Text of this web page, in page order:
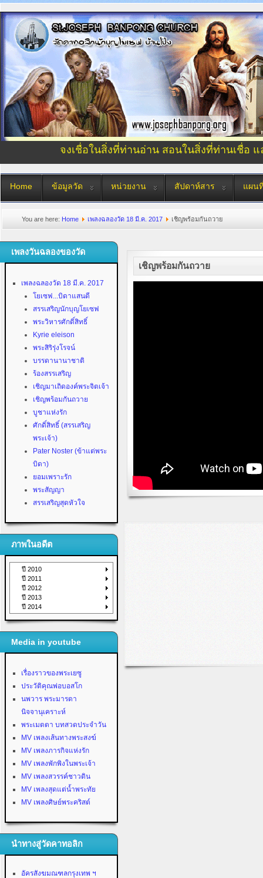
จงเชื่อในสิ่งที่ท่านอ่าน สอนในสิ่งที่ท่านเชื่อ
Home ข้อมูลวัด หน่วยงาน สัปดาห์สาร แผน
You are here: Home เพลงฉลองวัด 18 มี.ค. 2017 เชิญพร้อมกันถวาย
เพลงวันฉลองของวัด
เพลงฉลองวัด 18 มี.ค. 2017
โยเซฟ...บิดาแสนดี
สรรเสริญนักบุญโยเซฟ
พระวิหารศักดิ์สิทธิ์
Kyrie eleison
พระสิริรุ่งโรจน์
บรรดานานาชาติ
ร้องสรรเสริญ
เชิญมาเถิดองค์พระจิตเจ้า
เชิญพร้อมกันถวาย
บูชาแห่งรัก
ศักดิ์สิทธิ์ (สรรเสริญ
พระเจ้า)
Pater Noster (ข้าแต่พระ
บิดา)
ยอมเพราะรัก
พระสัญญา
สรรเสริญสุดหัวใจ
ภาพในอดีต
ปี 2010
ปี 2011
ปี 2012
ปี 2013
ปี 2014
Media in youtube
เรื่องราวของพระเยซู
ประวัติคุณพ่อบอสโก
นพวาร พระมารดา
นิจจานุเคราะห์
พระเมตตา บทสวดประจำวัน
MV เพลงเส้นทางพระสงฆ์
MV เพลงภารกิจแห่งรัก
MV เพลงพักพิงในพระเจ้า
MV เพลงสวรรค์ชาวดิน
MV เพลงสุดแต่น้ำพระทัย
MV เพลงศิษย์พระคริสต์
นำทางสู่วัดคาทอลิก
อัครสังฆมณฑลกรุงเทพ ฯ
เชิญพร้อมกันถวาย